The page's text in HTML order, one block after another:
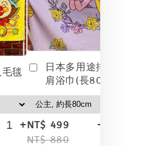
毯
+
日本多用途排釦披
肩浴巾(長80cm)
NT$ 499
NT$ 880
-